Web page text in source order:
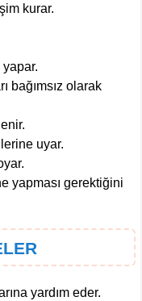
kurar.
bağımsız olarak
uyar.
yapması gerektiğini
yardım eder.